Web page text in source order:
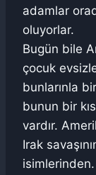
adamlar
oluyorlar.
Bugün bile
çocuk
bunlarınla
bunun bir
vardır.
Irak